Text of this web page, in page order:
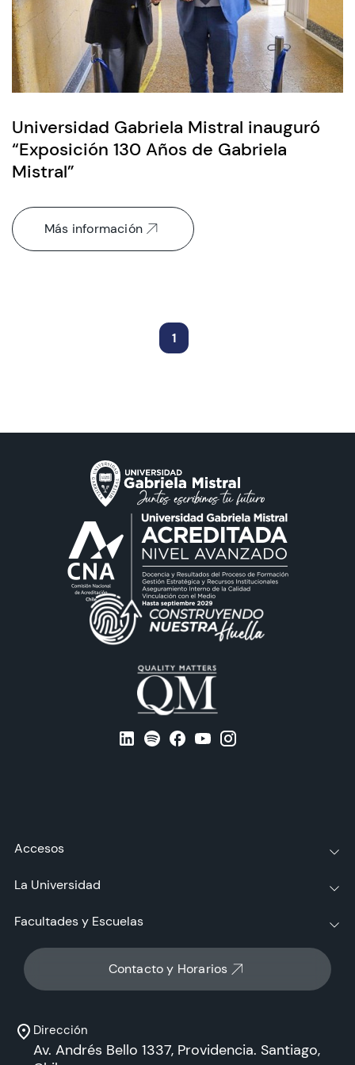
Admisión
Becas y Beneficios
Estudiantes
Académicos
Alumni
modo claro
Universidad Gabriela Mistral inauguró
“Exposición 130 Años de Gabriela
Mistral”
Más información
1
Contacto y Horarios
Dirección
Av. Andrés Bello 1337, Providencia. Santiago,
Accesos
La Universidad
Facultades y Escuelas